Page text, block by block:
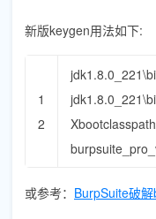
新版keygen用法如下:
1
2
jdk1 .8.0_221\
jdk1 .8.0_221\
Xbootclasspath
或参考： BurpSuite破